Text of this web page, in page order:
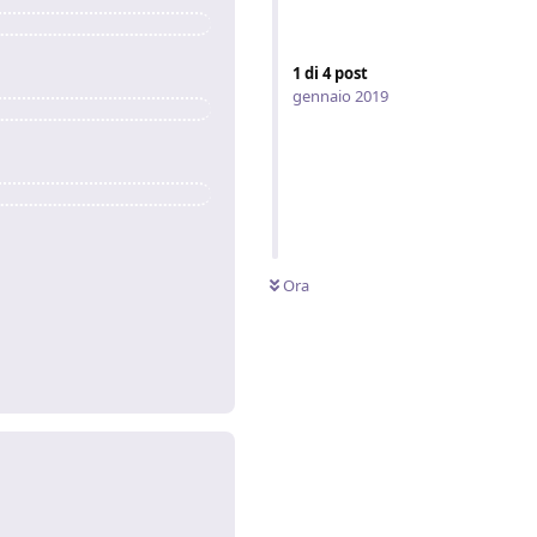
1 di 4post
gennaio 2019
Ora